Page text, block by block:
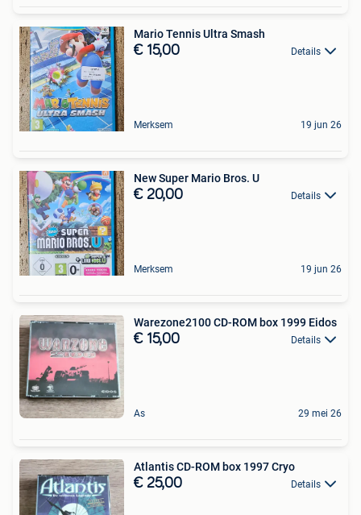
Mario Tennis Ultra Smash
€ 15,00 Details
Merksem 19 jun 26
New Super Mario Bros. U
€ 20,00 Details
Merksem 19 jun 26
Warezone2100 CD-ROM box 1999 Eidos
€ 15,00 Details
As 29 mei 26
Atlantis CD-ROM box 1997 Cryo
€ 25,00 Details